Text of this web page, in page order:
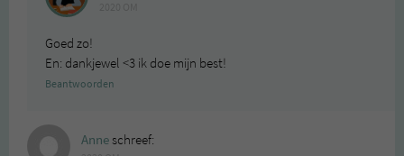
Goed zo!
En: dankjewel <3 ik doe mijn best!
Beantwoorden
Anneschreef: